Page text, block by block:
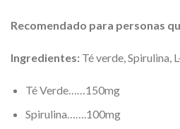
Recomendado para personas
Ingredientes: Té verde, Spirulina,
Té Verde……150mg
Spirulina…….100mg